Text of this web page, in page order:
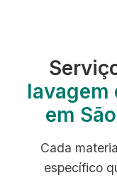
lavagem
em
Cada
específico